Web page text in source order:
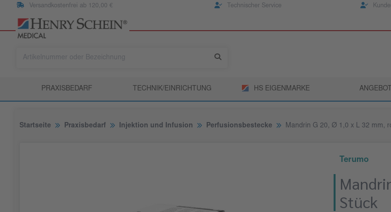
Versandkostenfrei ab 120,00 € Technischer Service
PRAXISBEDARF TECHNIK/EINRICHTUNG HS EIGENMARKE
Startseite Praxisbedarf Injektion und Infusion Perfusionsbestecke Mandrin G 20, Ø 1,0 x L 32 mm,
Terumo
Stück